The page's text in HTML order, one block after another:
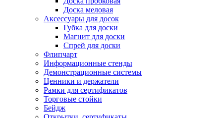
Доска меловая
Аксессуары для досок
Губка для доски
Магнит для доски
Спрей для доски
Флипчарт
Информационные стенды
Демонстрационные системы
Ценники и держатели
Рамки для сертификатов
Торговые стойки
Бейдж